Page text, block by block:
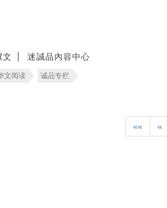
文 迷誠品內容中心
文阅读 诚品专栏
«« «